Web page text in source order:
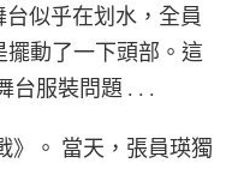
似乎在划水，全員
動了一下頭部。這
台服裝問題 . . .
》。 當天，張員瑛獨